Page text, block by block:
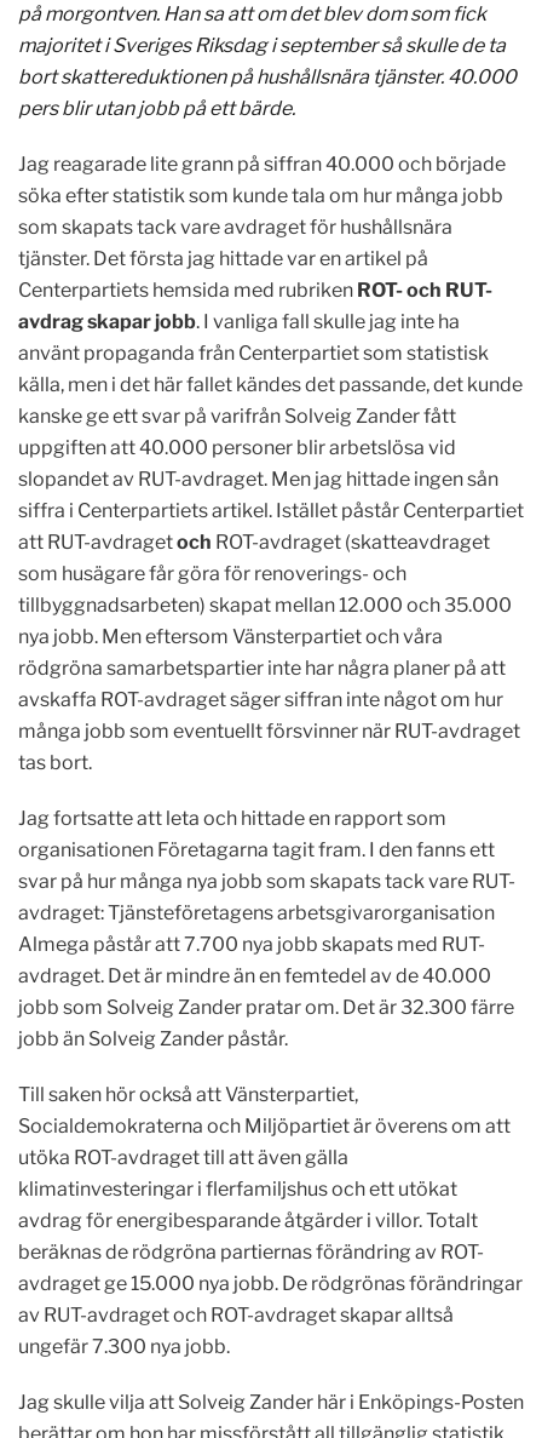
på morgontven. Han sa att om det blev dom som fick
majoritet i Sveriges Riksdag i september så skulle de ta
bort skattereduktionen på hushållsnära tjänster. 40.000
pers blir utan jobb på ett bärde.
Jag reagarade lite grann på siffran 40.000 och började
söka efter statistik som kunde tala om hur många jobb
som skapats tack vare avdraget för hushållsnära
tjänster. Det första jag hittade var en artikel på
Centerpartiets hemsida med rubriken ROT- och RUT-
avdrag skapar jobb. I vanliga fall skulle jag inte ha
använt propaganda från Centerpartiet som statistisk
källa, men i det här fallet kändes det passande, det kunde
kanske ge ett svar på varifrån Solveig Zander fått
uppgiften att 40.000 personer blir arbetslösa vid
slopandet av RUT-avdraget. Men jag hittade ingen sån
siffra i Centerpartiets artikel. Istället påstår Centerpartiet
att RUT-avdragetoch ROT-avdraget (skatteavdraget
som husägare får göra för renoverings- och
tillbyggnadsarbeten) skapat mellan 12.000 och 35.000
nya jobb. Men eftersom Vänsterpartiet och våra
rödgröna samarbetspartier inte har några planer på att
avskaffa ROT-avdraget säger siffran inte något om hur
många jobb som eventuellt försvinner när RUT-avdraget
tas bort.
Jag fortsatte att leta och hittade en rapport som
organisationen Företagarna tagit fram. I den fanns ett
svar på hur många nya jobb som skapats tack vare RUT-
avdraget: Tjänsteföretagens arbetsgivarorganisation
Almega påstår att 7.700 nya jobb skapats med RUT-
avdraget. Det är mindre än en femtedel av de 40.000
jobb som Solveig Zander pratar om. Det är 32.300 färre
jobb än Solveig Zander påstår.
Till saken hör också att Vänsterpartiet,
Socialdemokraterna och Miljöpartiet är överens om att
utöka ROT-avdraget till att även gälla
klimatinvesteringar i flerfamiljshus och ett utökat
avdrag för energibesparande åtgärder i villor. Totalt
beräknas de rödgröna partiernas förändring av ROT-
avdraget ge 15.000 nya jobb. De rödgrönas förändringar
av RUT-avdraget och ROT-avdraget skapar alltså
ungefär 7.300 nya jobb.
Jag skulle vilja att Solveig Zander här i Enköpings-Posten